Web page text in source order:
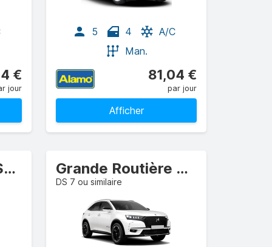
€
jour
5 4
A/C
Man.
81,04 €
par jour
Afficher
Compacte Élite SUV Grande Routière SUV
DS 7 ou similaire